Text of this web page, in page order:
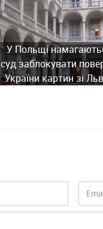
У Польщі
суд заблокувати
України картин зі